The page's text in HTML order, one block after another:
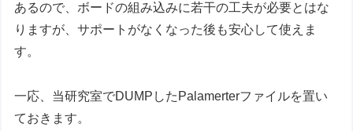
あるので、ボードの組み込みに若干の工夫が必要とはな
りますが、サポートがなくなった後も安心して使えま
す。
一応、当研究室でDUMPしたPalamerterファイルを置い
ておきます。